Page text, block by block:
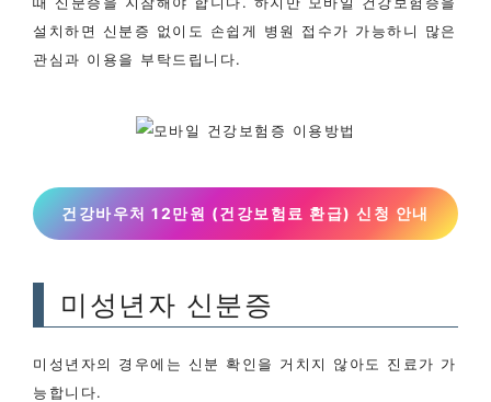
설치하면 신분증 없이도 손쉽게 병원 접수가 가능하니 많은
관심과 이용을 부탁드립니다.
건강바우처 12만원 (건강보험료 환급) 신청 안내
미성년자 신분증
미성년자의 경우에는 신분 확인을 거치지 않아도 진료가 가
능합니다.